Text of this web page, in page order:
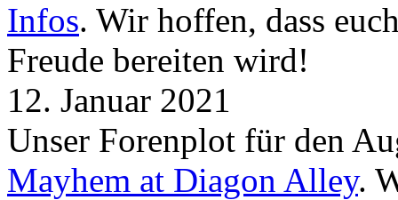
Infos. Wir hoffen, dass
Freude bereiten wird!
12. Januar 2021
Unser Forenplot für den
Mayhem at Diagon Alley.